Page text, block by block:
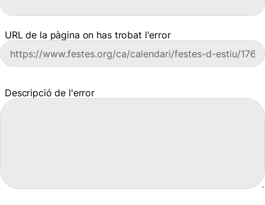
URL de la pàgina on has trobat l'error
Descripció de l'error